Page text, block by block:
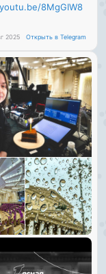
8MgGIW8
2025 Открыть в Telegram